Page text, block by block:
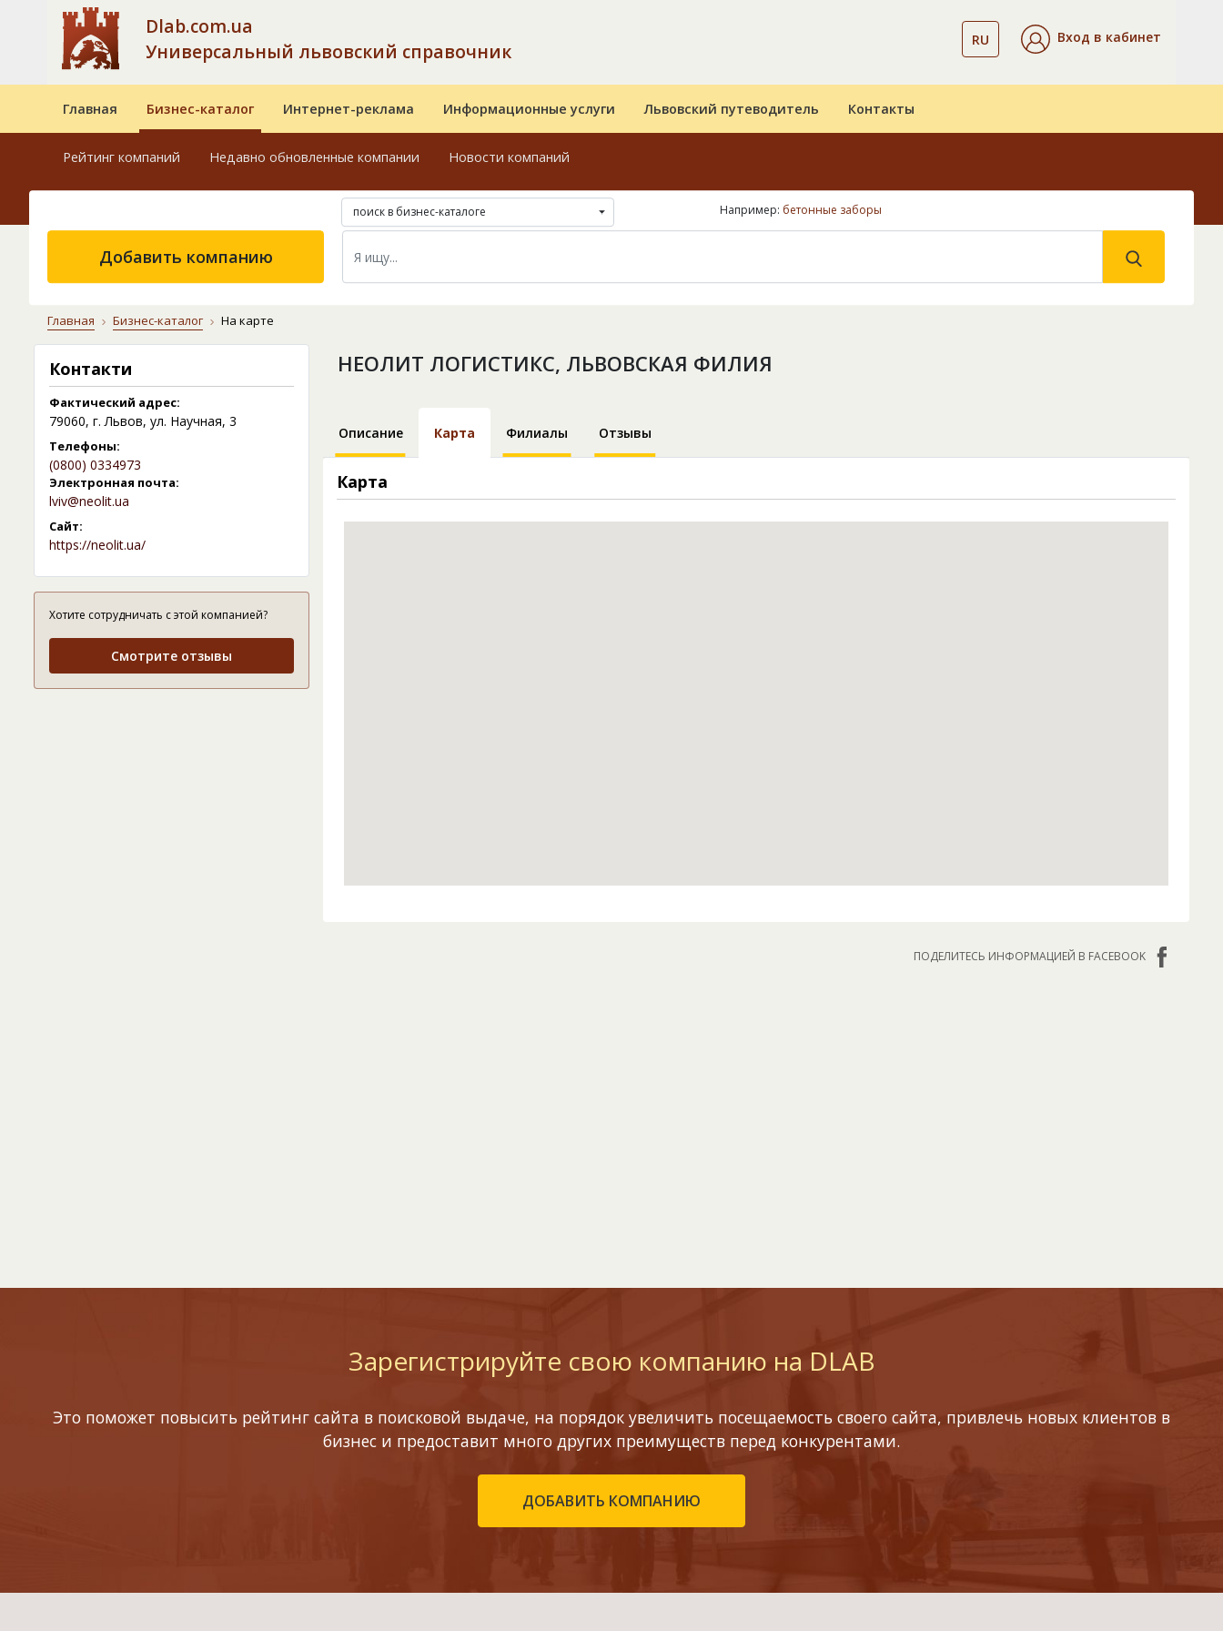
Dlab.com.ua
Универсальный львовский справочник
RU Вход в кабинет
Главная Бизнес-каталог Интернет-реклама Информационные услуги Львовский путеводитель Контакты
Рейтинг компаний Недавно обновленные компании Новости компаний
поиск в бизнес-каталоге Например: бетонные заборы
Добавить компанию
Главная Бизнес-каталог На карте
Контакти
Фактический адрес:
79060, г. Львов, ул. Научная, 3
Телефоны:
(0800) 0334973
Электронная почта:
lviv@neolit.ua
Сайт:
https://neolit.ua/
Хотите сотрудничать с этой компанией?
Смотрите отзывы
НЕОЛИТ ЛОГИСТИКС, ЛЬВОВСКАЯ ФИЛИЯ
Описание Карта Филиалы Отзывы
Карта
ПОДЕЛИТЕСЬ ИНФОРМАЦИЕЙ В FACEBOOK
Зарегистрируйте свою компанию на DLAB
Это поможет повысить рейтинг сайта в поисковой выдаче, на порядок увеличить посещаемость своего сайта, привлечь новых клиентов в
бизнес и предоставит много других преимуществ перед конкурентами.
ДОБАВИТЬ КОМПАНИЮ